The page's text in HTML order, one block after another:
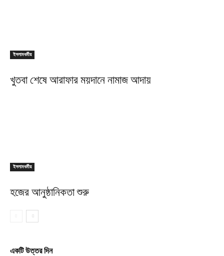
ইসলামধর্মীয়
খুতবা শেষে আরাফার ময়দানে নামাজ আদায়
ইসলামধর্মীয়
হজের আনুষ্ঠানিকতা শুরু
একটি উত্তর দিন